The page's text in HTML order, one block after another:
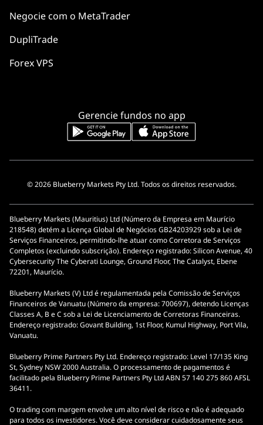
Gerencie fundos no app
Negocie com o MetaTrader
DupliTrade
Forex VPS
© 2026 Blueberry Markets Pty Ltd. Todos os direitos reservados.
Blueberry Markets (Mauritius) Ltd (Número da Empresa em Maurício
218548) detém a Licença Global de Negócios GB24203929 sob a Lei de
Serviços Financeiros, permitindo-lhe atuar como Corretora de Serviços
Completos (excluindo subscrição). Endereço registrado: Silicon Avenue, 40
Cybersecurity The Cyberati Lounge, Ground Floor, The Catalyst, Ebene
72201, Maurício.
Blueberry Markets (V) Ltd é regulamentada pela Comissão de Serviços
Financeiros de Vanuatu (Número da empresa: 700697), detendo Licenças
Classes A, B e C sob a Lei de Licenciamento de Corretoras Financeiras.
Endereço registrado: Govant Building, 1st Floor, Kumul Highway, Port Vila,
Vanuatu.
Blueberry Prime Partners Pty Ltd. Endereço registrado: Level 17/135 King
St, Sydney NSW 2000 Australia. O processamento de pagamentos é
facilitado pela Blueberry Prime Partners Pty Ltd ABN 57 140 275 860 AFSL
36411.
O trading com margem envolve um alto nível de risco e não é adequado
para todos os investidores. Você deve considerar cuidadosamente seus